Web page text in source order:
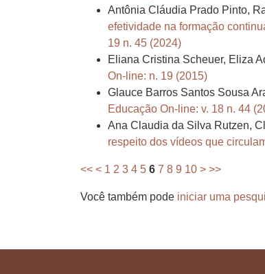
Antônia Cláudia Prado Pinto,
efetividade na formação
19 n. 45 (2024)
Eliana Cristina Scheuer, Eliza
On-line: n. 19 (2015)
Glauce Barros Santos Sousa
Educação On-line: v. 18 n. 44
Ana Claudia da Silva Rutzen,
respeito dos vídeos que
<< < 1 2 3 4 5 6 7 8 9 10 > >>
Você também pode iniciar uma